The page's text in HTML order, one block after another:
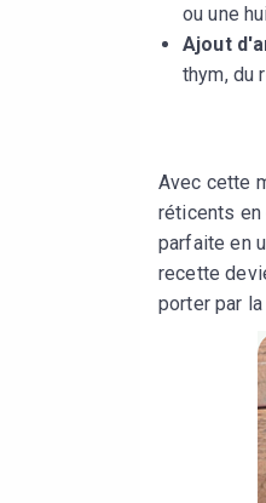
ou une
Ajout
thym, du
Avec cette
réticents en
parfaite en
recette
porter par